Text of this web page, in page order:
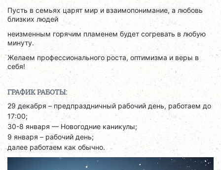
Пусть в семьях царят мир и взаимопонимание, а любовь
близких людей
неизменным горячим пламенем будет согревать в любую
минуту.
Желаем профессионального роста, оптимизма и веры в
себя!
ГРАФИК РАБОТЫ:
29 декабря – предпраздничный рабочий день, работаем до
17:00;
30-8 января — Новогодние каникулы;
9 января – рабочий день;
далее работаем как обычно.